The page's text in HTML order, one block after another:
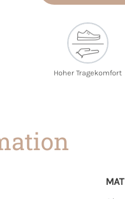
Hoher Tragekomfort